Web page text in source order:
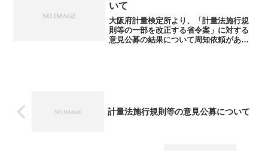
いて
大阪府計量検定所より、「計量法施行規
則等の一部を改正する省令案」に対する
意見公募の結果について周知依頼があり
計量法施行規則等の意見公募について